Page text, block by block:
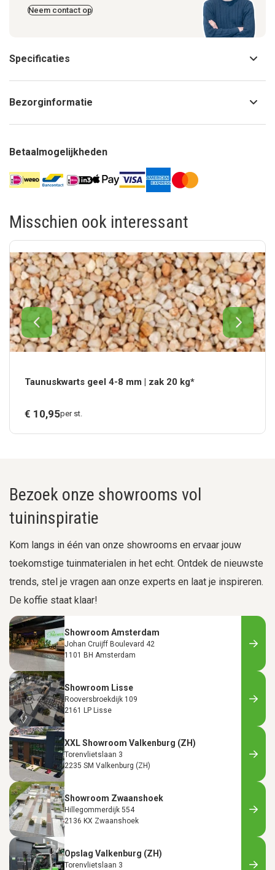
Neem contact op
Specificaties
Bezorginformatie
Betaalmogelijkheden
Misschien ook interessant
Taunuskwarts geel 4-8 mm | zak 20 kg*
€ 10,95per st.
Bezoek onze showrooms vol
tuininspiratie
Kom langs in één van onze showrooms en ervaar jouw
toekomstige tuinmaterialen in het echt. Ontdek de nieuwste
trends, stel je vragen aan onze experts en laat je inspireren.
De koffie staat klaar!
Showroom Amsterdam
Johan Cruijff Boulevard 42
1101 BH Amsterdam
Showroom Lisse
Rooversbroekdijk 109
2161 LP Lisse
XXL Showroom Valkenburg (ZH)
Torenvlietslaan 3
2235 SM Valkenburg (ZH)
Showroom Zwaanshoek
Hillegommerdijk 554
2136 KX Zwaanshoek
Opslag Valkenburg (ZH)
Torenvlietslaan 3